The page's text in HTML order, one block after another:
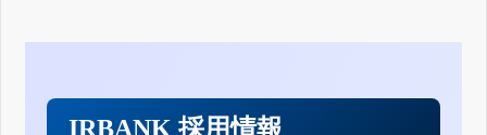
IRBANK 採用情報